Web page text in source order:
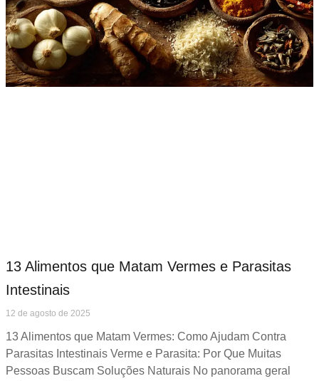
13 Alimentos que Matam Vermes e Parasitas
Intestinais
12 de agosto de 2025
13 Alimentos que Matam Vermes: Como Ajudam Contra
Parasitas Intestinais Verme e Parasita: Por Que Muitas
Pessoas Buscam Soluções Naturais No panorama geral